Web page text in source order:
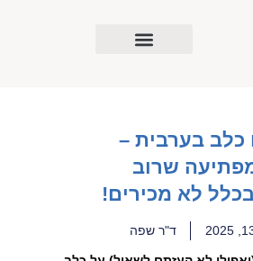
כלב בערבית –
שרוב
לא מכירים!
ד"ר שפה